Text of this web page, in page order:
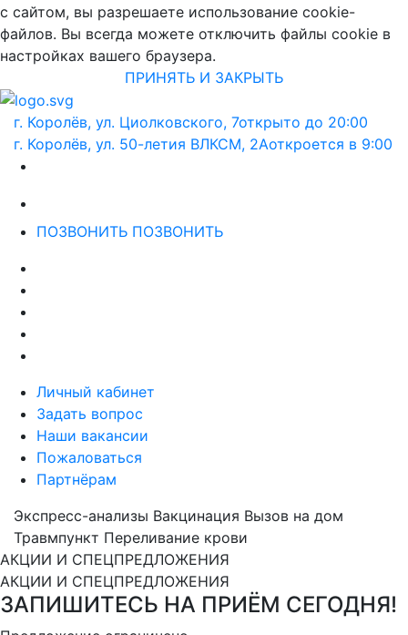
с сайтом, вы разрешаете использование cookie-
файлов. Вы всегда можете отключить файлы cookie в
настройках вашего браузера.
ПРИНЯТЬ И ЗАКРЫТЬ
г. Королёв, ул. Циолковского, 7открыто до 20:00
г. Королёв, ул. 50-летия ВЛКСМ, 2Аоткроется в 9:00
ПОЗВОНИТЬ ПОЗВОНИТЬ
Личный кабинет
Задать вопрос
Наши вакансии
Пожаловаться
Партнёрам
Экспресс-анализы Вакцинация Вызов на дом
Травмпункт Переливание крови
АКЦИИ И СПЕЦПРЕДЛОЖЕНИЯ
АКЦИИ И СПЕЦПРЕДЛОЖЕНИЯ
ЗАПИШИТЕСЬ НА ПРИЁМ СЕГОДНЯ!